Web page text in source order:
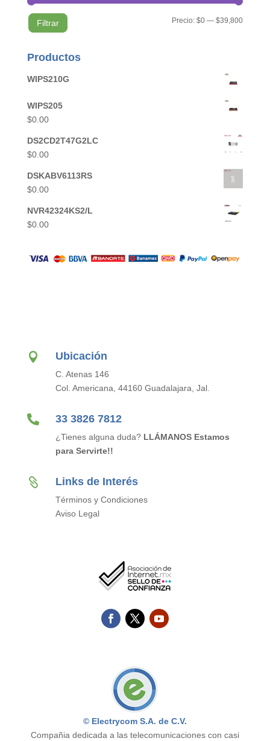
Precio
Precio
Filtrar Precio:$0 —$39,800
Productos
WIPS210G
WIPS205
$0.00
DS2CD2T47G2LC
$0.00
DSKABV6113RS
$0.00
NVR42324KS2/L
$0.00
 Ubicación
C. Atenas 146
Col. Americana, 44160 Guadalajara, Jal.
 33 3826 7812
¿Tienes alguna duda? LLÁMANOS Estamos
para Servirte!!
 Links de Interés
Términos y Condiciones
Aviso Legal
© Electrycom S.A. de C.V.
Compañia dedicada a las telecomunicaciones con casi